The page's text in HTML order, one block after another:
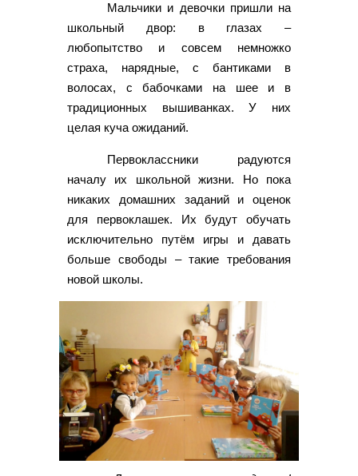
Мальчики и девочки пришли на
школьный двор: в глазах –
любопытство и совсем немножко
страха, нарядные, с бантиками в
волосах, с бабочками на шее и в
традиционных вышиванках. У них
целая куча ожиданий.
Первоклассники радуются
началу их школьной жизни. Но пока
никаких домашних заданий и оценок
для первоклашек. Их будут обучать
исключительно путём игры и давать
больше свободы – такие требования
новой школы.